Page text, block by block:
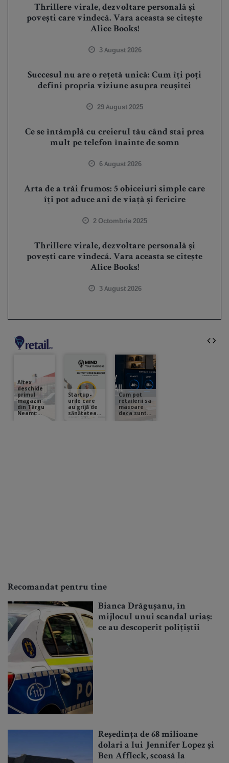
Thrillere virale, dezvoltare personală și
povești care vindecă. Vara aceasta se citește
Alice Books!
3 August 2026
Succesul nu are o rețetă unică: Cum îți poți
defini propria viziune asupra reușitei
29 August 2025
Ce se întâmplă cu creierul tău când stai prea
mult pe telefon înainte de somn
6 August 2026
Arta de a trăi frumos: 5 obiceiuri simple care
îți pot aduce ani de viață și fericire
2 Octombrie 2025
Thrillere virale, dezvoltare personală și
povești care vindecă. Vara aceasta se citește
Alice Books!
3 August 2026
Recomandat pentru tine
Bianca Drăgușanu, în
mijlocul unui scandal uriaș:
ce au descoperit polițiștii
Reședința de 68 milioane
dolari a lui Jennifer Lopez și
Ben Affleck, scoasă la